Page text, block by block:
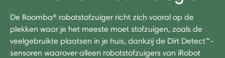
De Roomba® robotstofzuiger richt zich vooral op de
plekken waar je het meeste moet stofzuigen, zoals de
veelgebruikte plaatsen in je huis, dankzij de Dirt Detect™-
sensoren waarover alleen robotstofzuigers van iRobot